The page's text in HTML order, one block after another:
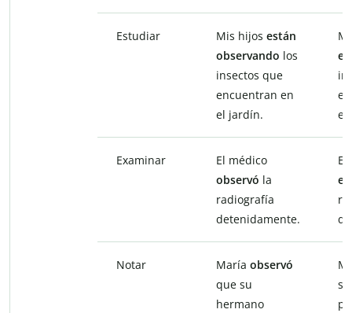
Estudiar Mis hijos están
observando los
insectos que
encuentran en
el jardín.
el
Examinar
El médico
observó la
radiografía
detenidamente.
El
Notar María observó
que su
hermano